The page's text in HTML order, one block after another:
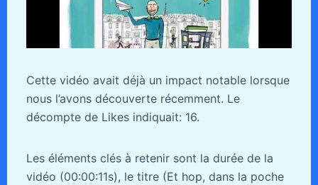
Cette vidéo avait déjà un impact notable lorsque
nous l’avons découverte récemment. Le
décompte de Likes indiquait: 16.
Les éléments clés à retenir sont la durée de la
vidéo (00:00:11s), le titre (Et hop, dans la poche